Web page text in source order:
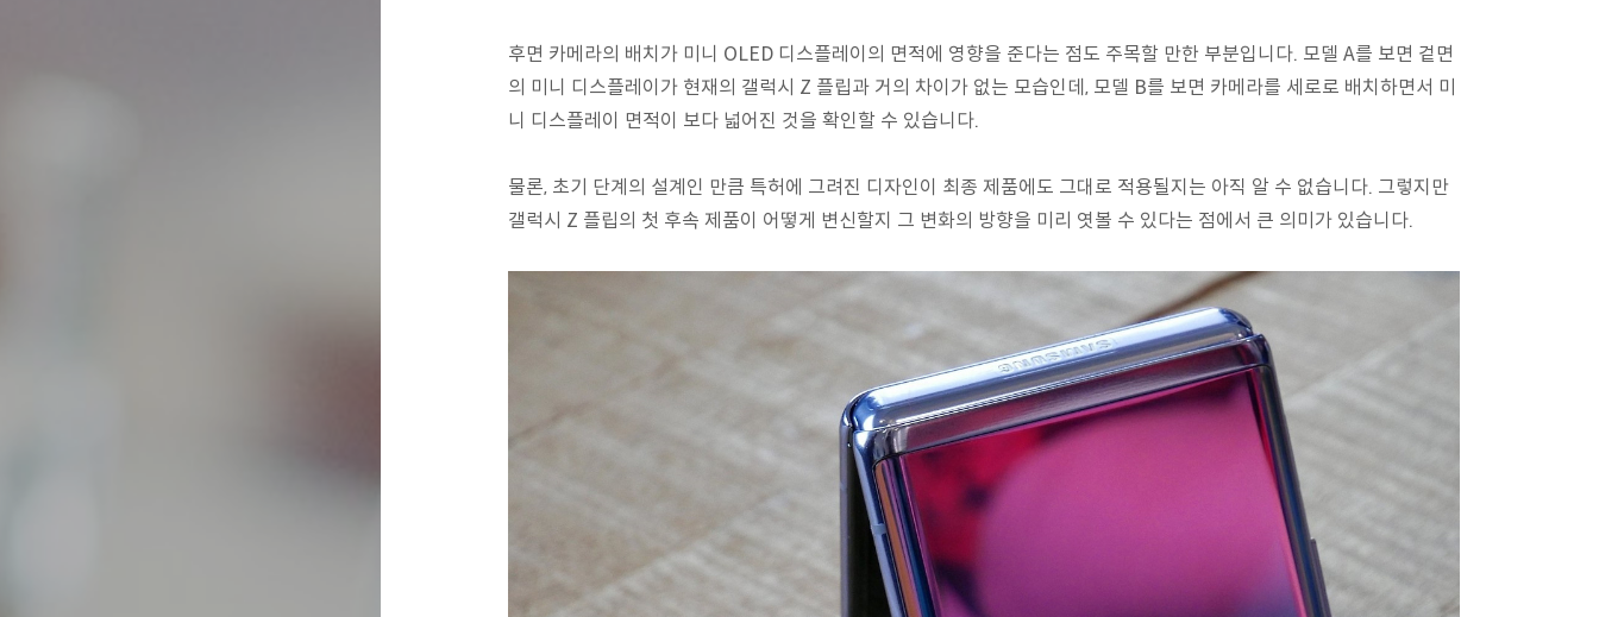
후면 카메라의 배치가 미니 OLED 디스플레이의 면적에 영향을 준다는 점도 주목할 만한 부분입니다. 모델 A를 보면 겉면
의 미니 디스플레이가 현재의 갤럭시 Z 플립과 거의 차이가 없는 모습인데, 모델 B를 보면 카메라를 세로로 배치하면서 미
니 디스플레이 면적이 보다 넓어진 것을 확인할 수 있습니다.
물론, 초기 단계의 설계인 만큼 특허에 그려진 디자인이 최종 제품에도 그대로 적용될지는 아직 알 수 없습니다. 그렇지만
갤럭시 Z 플립의 첫 후속 제품이 어떻게 변신할지 그 변화의 방향을 미리 엿볼 수 있다는 점에서 큰 의미가 있습니다.